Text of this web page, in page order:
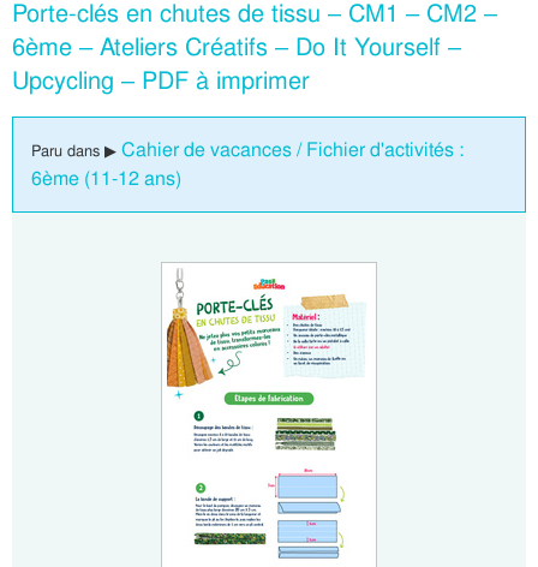
Porte-clés en chutes de tissu – CM1 – CM2 –
6ème – Ateliers Créatifs – Do It Yourself –
Upcycling – PDF à imprimer
Paru dans ▶ Cahier de vacances / Fichier d'activités :
6ème (11-12 ans)